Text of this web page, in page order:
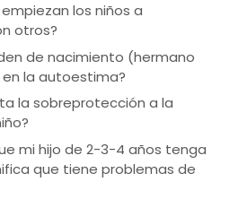
los niños a
otros?
de nacimiento (hermano
la autoestima?
la sobreprotección a la
mi hijo de 2-3-4 años tenga
que tiene problemas de